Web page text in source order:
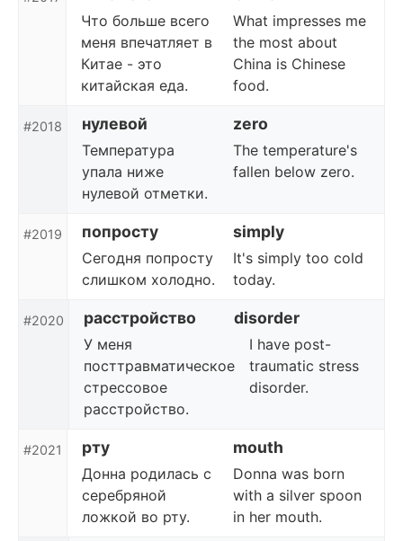
Что больше всего
меня впечатляет в
Китае - это
китайская еда.
What impresses me
the most about
China is Chinese
food.
#2018 нулевой zero
Температура
упала ниже
нулевой отметки.
The temperature's
fallen below zero.
#2019 попросту simply
Сегодня попросту
слишком холодно.
It's simply too cold
today.
#2020 расстройство disorder
У меня
посттравматическое
стрессовое
расстройство.
I have post-
traumatic stress
disorder.
#2021 рту mouth
Донна родилась с
серебряной
ложкой во рту.
Donna was born
with a silver spoon
in her mouth.